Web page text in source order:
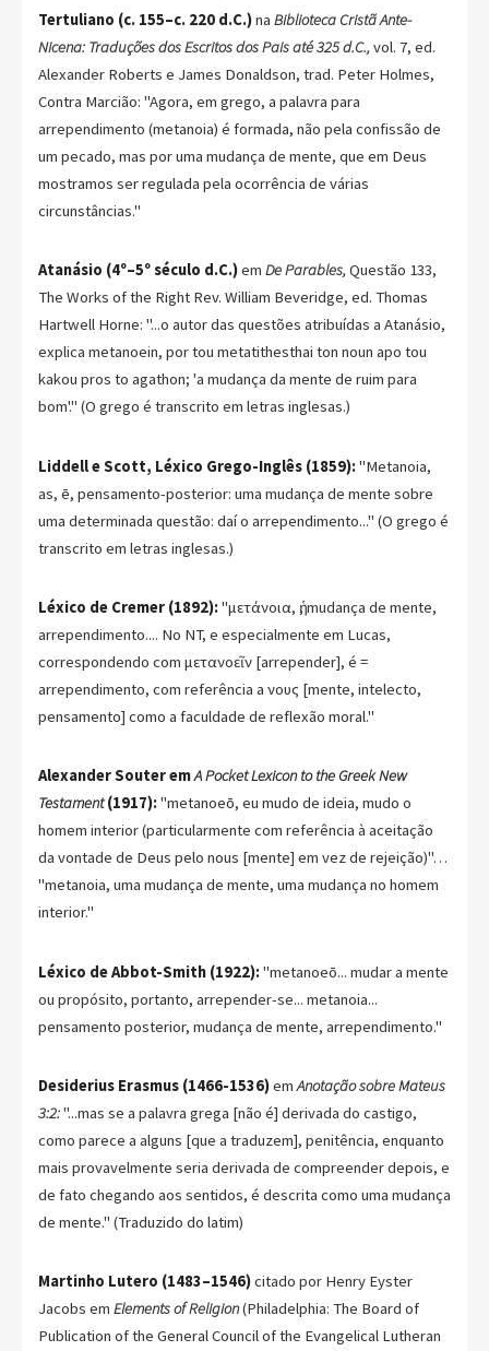
Tertuliano (c. 155–c. 220 d.C.)na Biblioteca Cristã Ante-
Nicena: Traduções dos Escritos dos Pais até 325 d.C.,vol. 7, ed.
Alexander Roberts e James Donaldson, trad. Peter Holmes,
Contra Marcião: "Agora, em grego, a palavra para
arrependimento (metanoia) é formada, não pela confissão de
um pecado, mas por uma mudança de mente, que em Deus
mostramos ser regulada pela ocorrência de várias
circunstâncias."
Atanásio (4º–5º século d.C.)em De Parables,Questão 133,
The Works of the Right Rev. William Beveridge, ed. Thomas
Hartwell Horne: "...o autor das questões atribuídas a Atanásio,
explica metanoein, por tou metatithesthai ton noun apo tou
kakou pros to agathon; 'a mudança da mente de ruim para
bom'." (O grego é transcrito em letras inglesas.)
Liddell e Scott, Léxico Grego-Inglês (1859):"Metanoia,
as, ē, pensamento-posterior: uma mudança de mente sobre
uma determinada questão: daí o arrependimento..." (O grego é
transcrito em letras inglesas.)
Léxico de Cremer (1892):"μετάνοια, ἡ, mudança de mente,
arrependimento.... No NT, e especialmente em Lucas,
correspondendo com μετανοεῖν [arrepender], é =
arrependimento, com referência a νους [mente, intelecto,
pensamento] como a faculdade de reflexão moral."
Alexander Souter emA Pocket Lexicon to the Greek New
Testament(1917):"metanoeō, eu mudo de ideia, mudo o
homem interior (particularmente com referência à aceitação
da vontade de Deus pelo nous [mente] em vez de rejeição)"…
"metanoia, uma mudança de mente, uma mudança no homem
interior."
Léxico de Abbot-Smith (1922):"metanoeō... mudar a mente
ou propósito, portanto, arrepender-se... metanoia...
pensamento posterior, mudança de mente, arrependimento."
Desiderius Erasmus (1466-1536)emAnotação sobre Mateus
3:2:"...mas se a palavra grega [não é] derivada do castigo,
como parece a alguns [que a traduzem], penitência, enquanto
mais provavelmente seria derivada de compreender depois, e
de fato chegando aos sentidos, é descrita como uma mudança
de mente." (Traduzido do latim)
Martinho Lutero (1483–1546)citado por Henry Eyster
Jacobs em Elements of Religion(Philadelphia: The Board of
Publication of the General Council of the Evangelical Lutheran